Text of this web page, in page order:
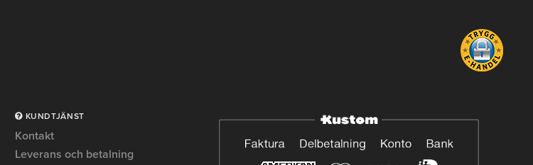
KUNDTJÄNST
Kontakt
Leverans och betalning